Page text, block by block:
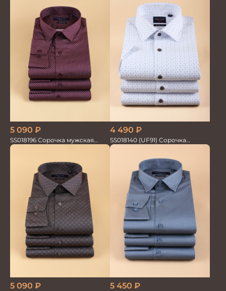
5 090 ₽
SS018196 Сорочка мужская
GROSTYLE PRIME
4 490 ₽
SS018140 (UF91) Сорочка
мужская GROSTYLE TRENDY
5 090 ₽ 5 450 ₽